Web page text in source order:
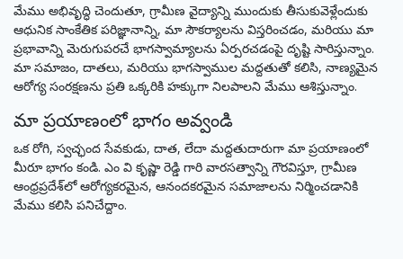
మేము అభివృద్ధి చెందుతూ, గ్రామీణ వైద్యాన్ని ముందుకు తీసుకువెళ్లేందుకు
ఆధునిక సాంకేతిక పరిజ్ఞానాన్ని, మా సౌకర్యాలను విస్తరించడం, మరియు మా
ప్రభావాన్ని మెరుగుపరచే భాగస్వామ్యాలను ఏర్పరచడంపై దృష్టి సారిస్తున్నాం.
మా సమాజం, దాతలు, మరియు భాగస్వాముల మద్దతుతో కలిసి, నాణ్యమైన
ఆరోగ్య సంరక్షణను ప్రతి ఒక్కరికి హక్కుగా నిలపాలని మేము ఆశిస్తున్నాం.
మా ప్రయాణంలో భాగం అవ్వండి
ఒక రోగి, స్వచ్ఛంద సేవకుడు, దాత, లేదా మద్దతుదారుగా మా ప్రయాణంలో
మీరూ భాగం కండి. ఎం వి కృష్ణా రెడ్డి గారి వారసత్వాన్ని గౌరవిస్తూ, గ్రామీణ
ఆంధ్రప్రదేశ్‌లో ఆరోగ్యకరమైన, ఆనందకరమైన సమాజాలను నిర్మించడానికి
మేము కలిసి పనిచేద్దాం.